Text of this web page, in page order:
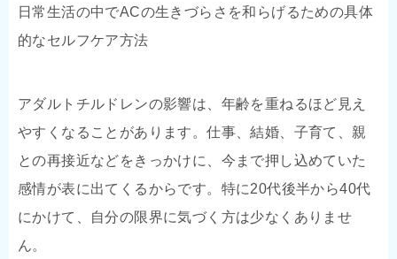
日常生活の中でACの生きづらさを和らげるための具体
的なセルフケア方法
アダルトチルドレンの影響は、年齢を重ねるほど見え
やすくなることがあります。仕事、結婚、子育て、親
との再接近などをきっかけに、今まで押し込めていた
感情が表に出てくるからです。特に20代後半から40代
にかけて、自分の限界に気づく方は少なくありませ
ん。